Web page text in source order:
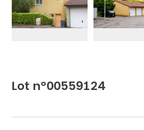
Lot n°00559124